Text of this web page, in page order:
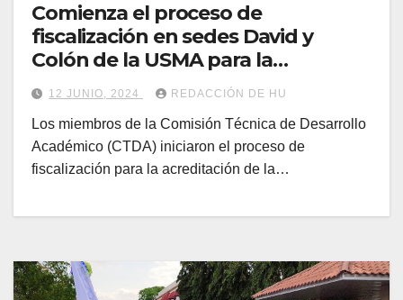
Comienza el proceso de
fiscalización en sedes David y
Colón de la USMA para la
acreditación de la carrera de
Derecho
12 JUNIO, 2024 REDACCIÓN DE HU
Los miembros de la Comisión Técnica de Desarrollo
Académico (CTDA) iniciaron el proceso de
fiscalización para la acreditación de la…